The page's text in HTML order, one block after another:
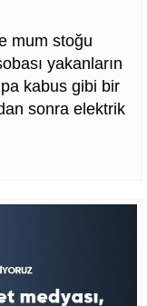
mum stoğu
yakanların
kabus gibi bir
sonra elektrik